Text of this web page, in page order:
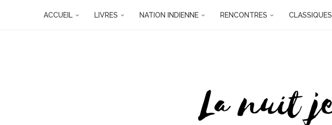
ACCUEIL LIVRES NATION INDIENNE RENCONTRES CLASSIQUES